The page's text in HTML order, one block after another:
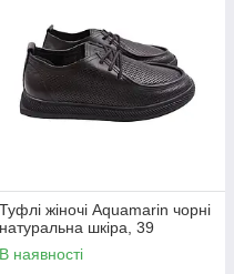
Туфлі жіночі Aquamarin чорні
натуральна шкіра, 39
В наявності